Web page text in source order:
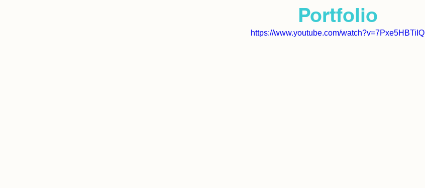
Portfolio
https://www.youtube.com/watch?v=7Pxe5HBTiIQ